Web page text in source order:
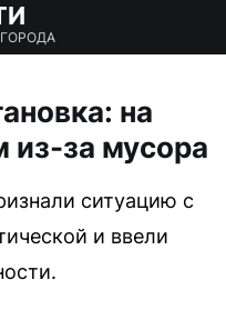
на
из-за мусора
ситуацию с
и ввели